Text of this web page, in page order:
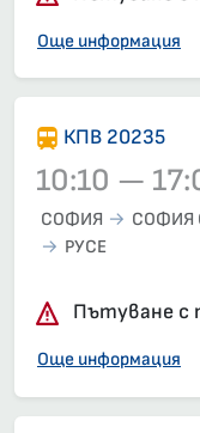
Още информация
Влак 20235, 10:10
КПВ 20235
10:10 —
СОФИЯ СОФИЯ
РУСЕ
Пътуване с
Още информация